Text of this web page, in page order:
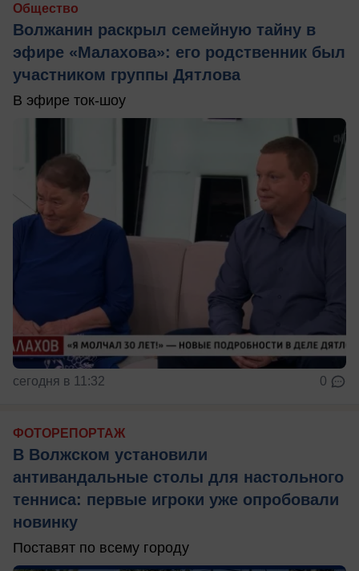
Общество
Волжанин раскрыл семейную тайну в
эфире «Малахова»: его родственник был
участником группы Дятлова
В эфире ток-шоу
сегодня в 11:32 0
ФОТОРЕПОРТАЖ
В Волжском установили
антивандальные столы для настольного
тенниса: первые игроки уже опробовали
новинку
Поставят по всему городу